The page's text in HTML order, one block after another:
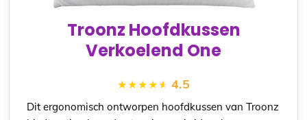
Troonz Hoofdkussen
Verkoelend One
4.5
Dit ergonomisch ontworpen hoofdkussen van Troonz